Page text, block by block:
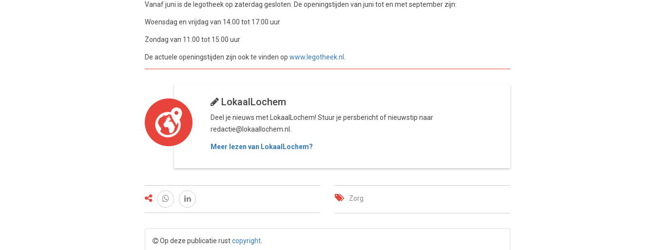
Vanaf juni is de legotheek op zaterdag gesloten. De openingstijden van juni tot en met september zijn:
Woensdag en vrijdag van 14.00 tot 17.00 uur
Zondag van 11.00 tot 15.00 uur
De actuele openingstijden zijn ook te vinden op www.legotheek.nl
LokaalLochem
Deel je nieuws met LokaalLochem! Stuur je persbericht of nieuwstip naar
redactie@lokaallochem.nl.
Meer lezen van LokaalLochem?
Zorg
Op deze publicatie rustcopyright